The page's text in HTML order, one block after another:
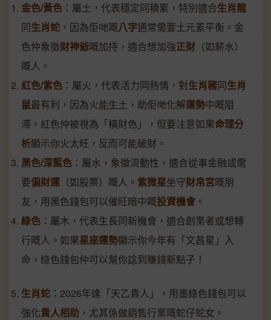
金色/黃色 ：屬土，代表穩定同積累，特別適合生肖龍
同生肖蛇 ，因為佢哋嘅八字通常需要土元素平衡。金
色仲象徵財神爺嘅加持，適合想加強正財 （如薪水）
嘅人。
紅色/紫色 ：屬火，代表活力同熱情，對生肖豬同生肖
鼠最有利，因為火能生土，助佢哋化解運勢中嘅阻
滯。紅色仲被視為「橫財色」，但要注意如果命理分
析顯示你火太旺，反而可能破財。
黑色/深藍色 ：屬水，象徵流動性，適合從事金融或需
要偏財運 （如股票）嘅人。 紫微星坐守財帛宮嘅朋
友，用黑色錢包可以催旺暗中嘅投資機會 。
綠色 ：屬木，代表生長同新機會，適合創業者或想轉
行嘅人。如果星座運勢顯示你今年有「文昌星」入
命，綠色錢包仲可以幫你諗到賺錢新點子！
生肖蛇 ：2026年逢「天乙貴人」，用墨綠色錢包可以
強化貴人相助 ，尤其係做銷售行業嘅蛇仔蛇女。